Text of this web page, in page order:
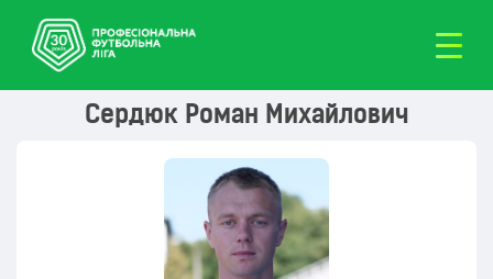
Сердюк Роман Михайлович